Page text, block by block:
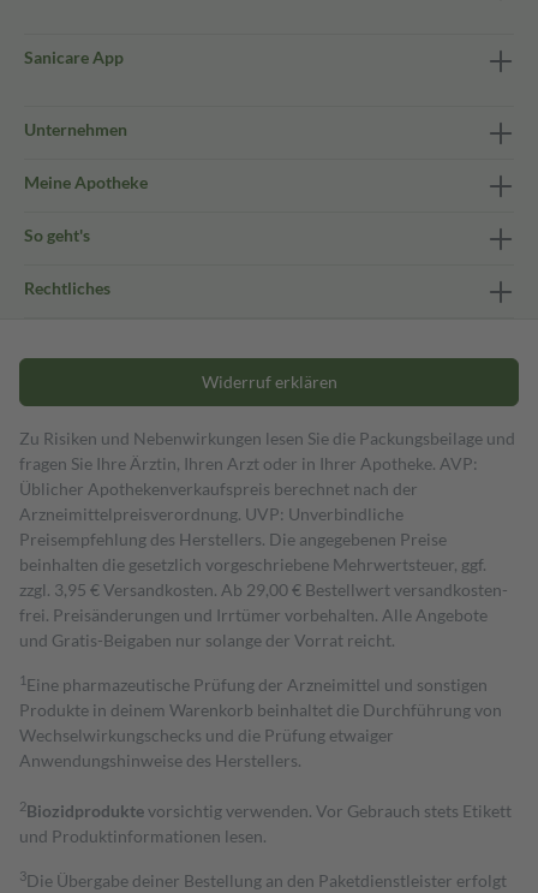
Sanicare App
Unternehmen
Meine Apotheke
So geht's
Rechtliches
Widerruf erklären
Zu Risiken und Nebenwirkungen lesen Sie die Packungsbeilage und
fragen Sie Ihre Ärztin, Ihren Arzt oder in Ihrer Apotheke. AVP:
Üblicher Apothekenverkaufspreis berechnet nach der
Arzneimittelpreisverordnung. UVP: Unverbindliche
Preisempfehlung des Herstellers. Die angegebenen Preise
beinhalten die gesetzlich vorgeschriebene Mehrwertsteuer, ggf.
zzgl. 3,95 € Versandkosten. Ab 29,00 € Bestell­wert versand­kosten­
frei. Preisänderungen und Irrtümer vorbehalten. Alle Angebote
und Gratis-Beigaben nur solange der Vorrat reicht.
1 Eine pharmazeutische Prüfung der Arzneimittel und sonstigen
Produkte in deinem Warenkorb beinhaltet die Durchführung von
Wechselwirkungschecks und die Prüfung etwaiger
Anwendungshinweise des Herstellers.
2Biozidproduktevorsichtig verwenden. Vor Gebrauch stets Etikett
und Produktinformationen lesen.
3Die Übergabe deiner Bestellung an den Paketdienstleister erfolgt